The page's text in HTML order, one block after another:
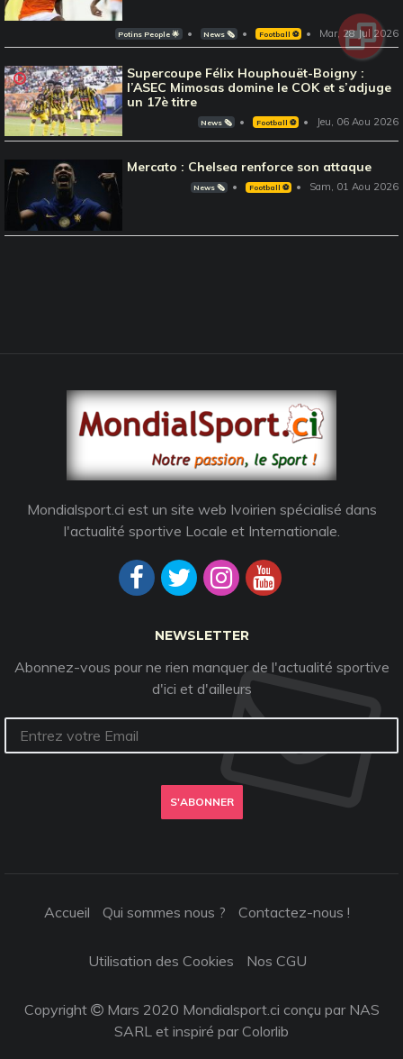
Potins People 🌟 News 🗞️ Football ⚽️ Mar, 28 Jul 2026
Supercoupe Félix Houphouët-Boigny :
l’ASEC Mimosas domine le COK et s’adjuge
un 17è titre
News 🗞️ Football ⚽️ Jeu, 06 Aou 2026
Mercato : Chelsea renforce son attaque
News 🗞️ Football ⚽️ Sam, 01 Aou 2026
Mondialsport.ci est un site web Ivoirien spécialisé dans
l'actualité sportive Locale et Internationale.
NEWSLETTER
Abonnez-vous pour ne rien manquer de l'actualité sportive
d'ici et d'ailleurs
S'ABONNER
Accueil Qui sommes nous ? Contactez-nous !
Utilisation des Cookies Nos CGU
Copyright
Mars 2020 Mondialsport.ci conçu par NAS
SARL et inspiré parColorlib